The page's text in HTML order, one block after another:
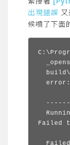
出現錯誤
候噴了下面
Failed